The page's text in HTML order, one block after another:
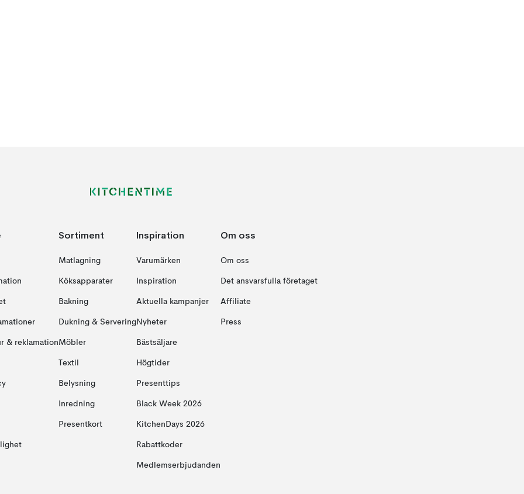
& reklamation
Sortiment
Matlagning
Köksapparater
Bakning
Dukning & Servering
Möbler
Textil
Belysning
Inredning
Presentkort
Inspiration
Varumärken
Inspiration
Aktuella kampanjer
Nyheter
Bästsäljare
Högtider
Presenttips
Black Week 2026
KitchenDays 2026
Rabattkoder
Medlemserbjudanden
Om oss
Om oss
Det ansvarsfulla företaget
Affiliate
Press